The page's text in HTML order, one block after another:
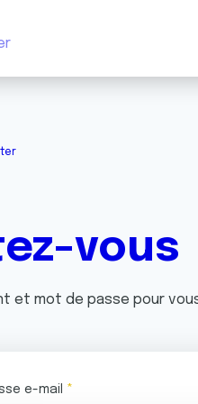
vous
et mot de passe pour
e-mail